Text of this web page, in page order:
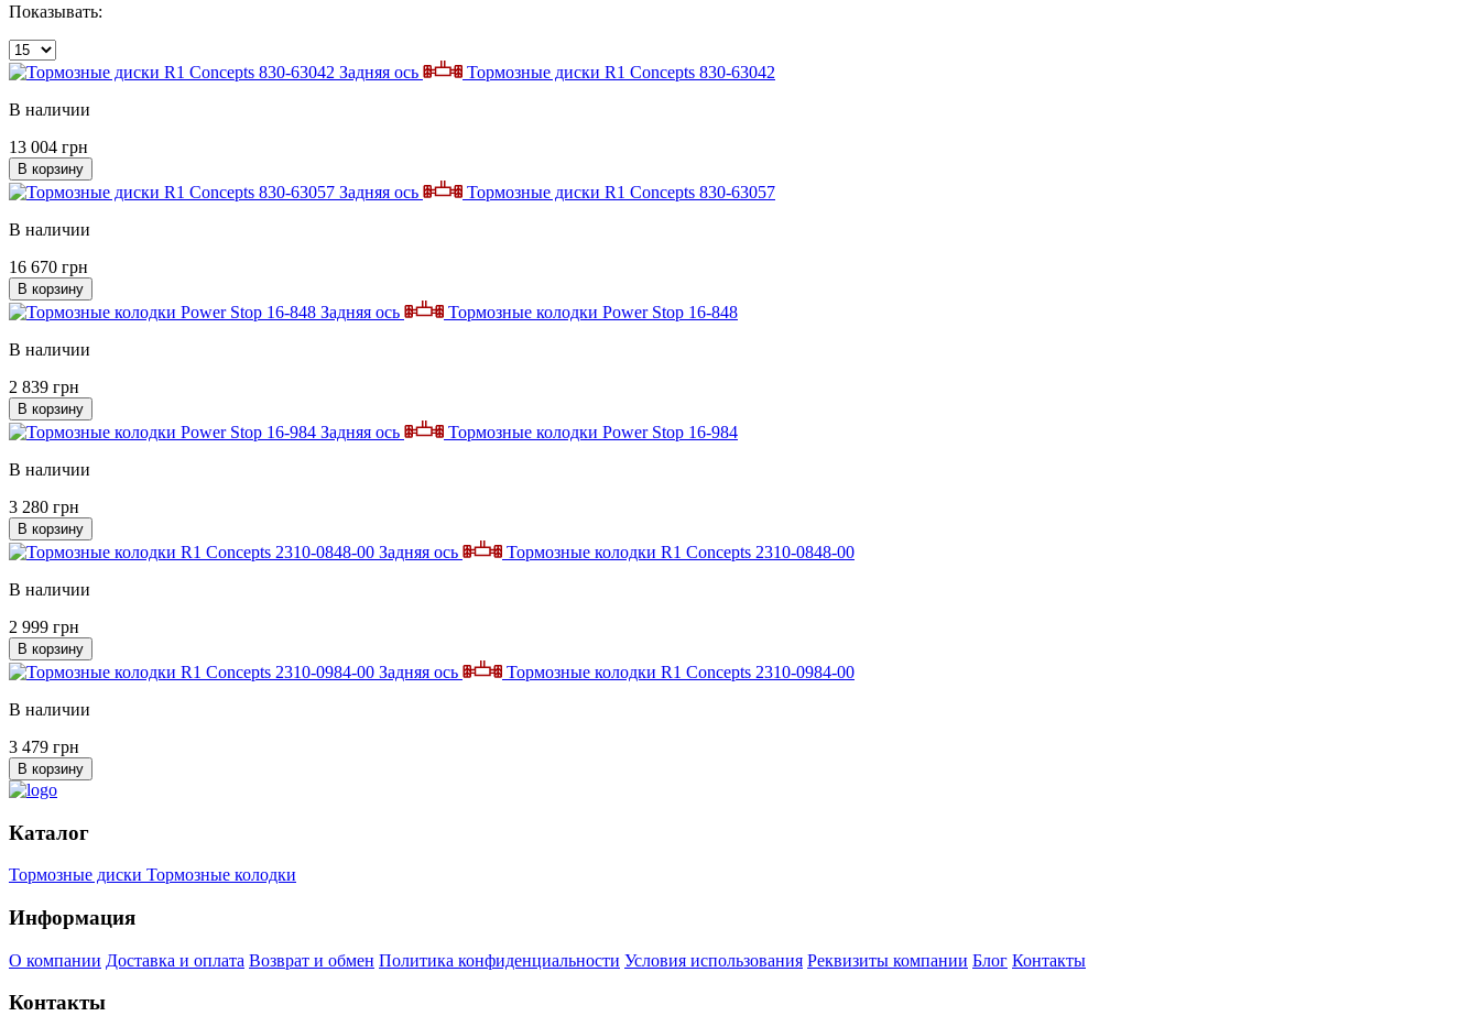
Показывать:
Задняя ось
Тормозные диски R1 Concepts 830-63042
В наличии
13 004 грн
В корзину
Задняя ось
Тормозные диски R1 Concepts 830-63057
В наличии
16 670 грн
В корзину
Задняя ось
Тормозные колодки Power Stop 16-848
В наличии
2 839 грн
В корзину
Задняя ось
Тормозные колодки Power Stop 16-984
В наличии
3 280 грн
В корзину
Задняя ось
Тормозные колодки R1 Concepts 2310-0848-00
В наличии
2 999 грн
В корзину
Задняя ось
Тормозные колодки R1 Concepts 2310-0984-00
В наличии
3 479 грн
В корзину
Каталог
Тормозные диски Тормозные колодки
Информация
О компании Доставка и оплата Возврат и обмен Политика конфиденциальности Условия использования Реквизиты компании Блог Контакты
Контакты